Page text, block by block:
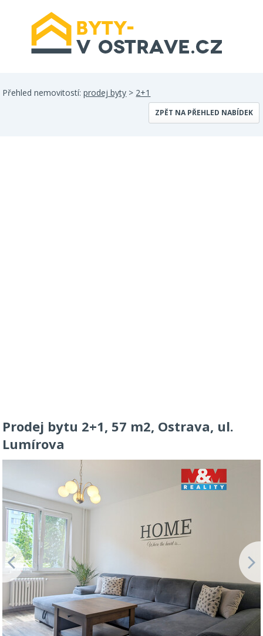
Přehled nemovitostí:prodej byty > 2+1
ZPĚT NA PŘEHLED NABÍDEK
Prodej bytu 2+1, 57 m2, Ostrava, ul.
Lumírova